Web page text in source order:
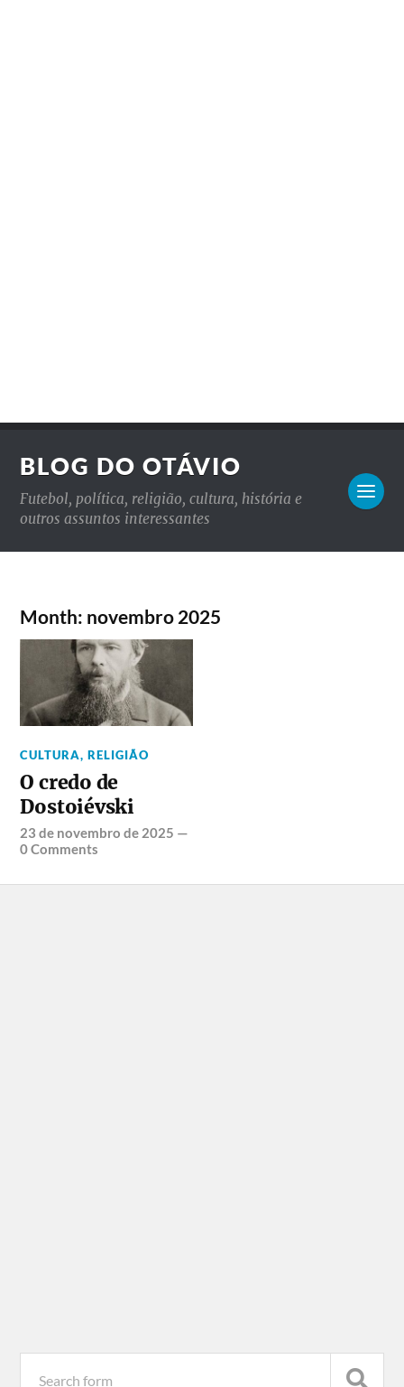
BLOG DO OTÁVIO
Futebol, política, religião, cultura, história e
outros assuntos interessantes
Month: novembro 2025
CULTURA,RELIGIÃO
O credo de
Dostoiévski
23 de novembro de 2025 —
0 Comments